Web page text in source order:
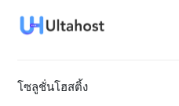
โซลูชั่นโฮสติ้ง